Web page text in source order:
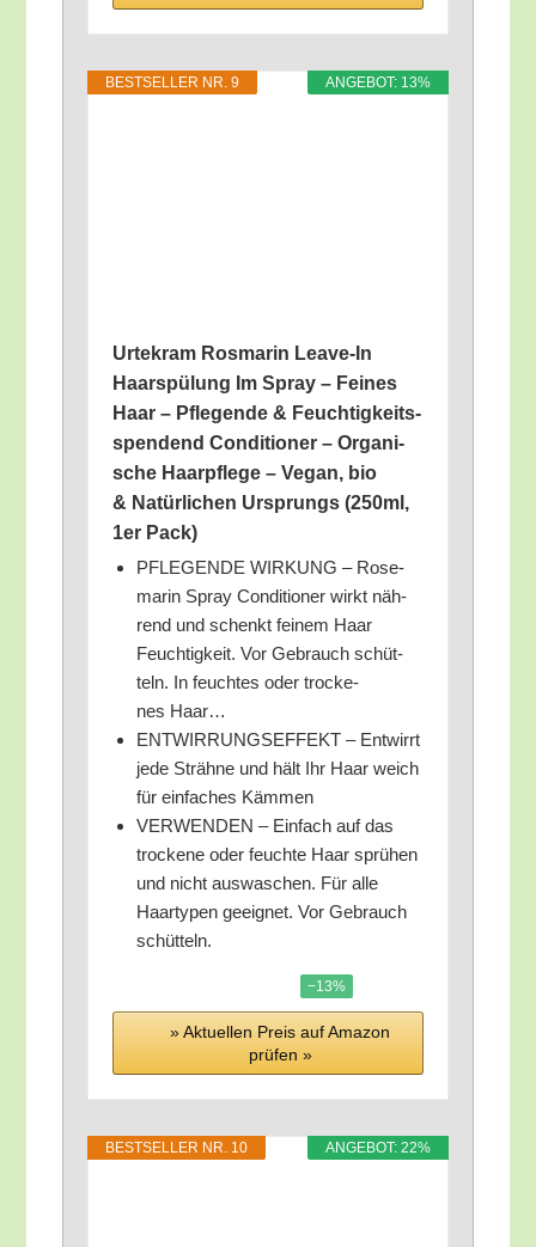
ANGE­BOT: 13%
BEST­SEL­LER NR. 9
Urte­kram Ros­ma­rin Lea­ve-In
Haar­spü­lung Im Spray – Fei­nes
Haar – Pfle­gen­de & Feuch­tig­keits­
spen­dend Con­di­tio­ner – Orga­ni­
sche Haar­pfle­ge – Vegan, bio
& Natür­li­chen Ursprungs (250ml,
1er Pack)
PFLEGENDE WIRKUNG – Rose­
ma­rin Spray Con­di­tio­ner wirkt näh­
rend und schenkt fei­nem Haar
Feuch­tig­keit. Vor Gebrauch schüt­
teln. In feuch­tes oder tro­cke­
nes Haar…
ENTWIRRUNGSEFFEKT – Ent­wirrt
jede Sträh­ne und hält Ihr Haar weich
für ein­fa­ches Kämmen
VERWENDEN – Ein­fach auf das
tro­cke­ne oder feuch­te Haar sprü­hen
und nicht aus­wa­schen. Für alle
Haar­ty­pen geeig­net. Vor Gebrauch
schütteln.
−13%
» Aktu­el­len Preis auf Ama­zon
prü­fen »
ANGE­BOT: 22%
BEST­SEL­LER NR. 10